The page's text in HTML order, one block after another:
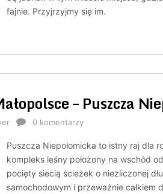
fajnie. Przyjrzyjmy się im.
– Puszcza
0 komentarzy
Puszcza Niepołomicka to istny raj dla
kompleks leśny położony na wschód
pocięty siecią ścieżek o niezliczonej
samochodowym i przeważnie całkiem